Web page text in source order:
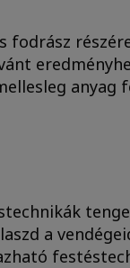
fodrász
anyag
a